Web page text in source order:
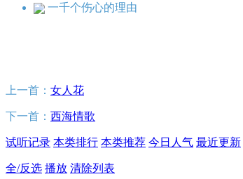
一千个伤心的理由
上一首： 女人花
下一首： 西海情歌
试听记录 本类排行 本类推荐 今日人气 最近更新
全/反选 播放 清除列表